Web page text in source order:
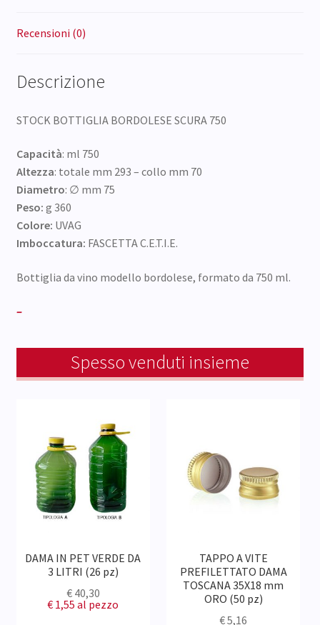
Recensioni (0)
Descrizione
STOCK BOTTIGLIA BORDOLESE SCURA 750
Capacità: ml 750
Altezza: totale mm 293 – collo mm 70
Diametro: ∅ mm 75
Peso: g 360
Colore: UVAG
Imboccatura: FASCETTA C.E.T.I.E.
Bottiglia da vino modello bordolese, formato da 750 ml.
–
Spesso venduti insieme
DAMA IN PET VERDE DA
3 LITRI (26 pz)
€40,30
€ 1,55al pezzo
TAPPO A VITE
PREFILETTATO DAMA
TOSCANA 35X18 mm
ORO (50 pz)
€5,16